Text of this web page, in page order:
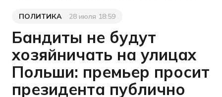
Категория
ПОЛИТИКА
Дата публикации
28 июля 18:59
Бандиты не будут
хозяйничать на улицах
Польши: премьер просит
президента публично